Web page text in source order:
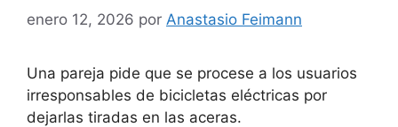
enero 12, 2026 por Anastasio Feimann
Una pareja pide que se procese a los usuarios
irresponsables de bicicletas eléctricas por
dejarlas tiradas en las aceras.